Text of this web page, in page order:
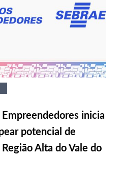
inicia
potencial de
Alta do Vale do